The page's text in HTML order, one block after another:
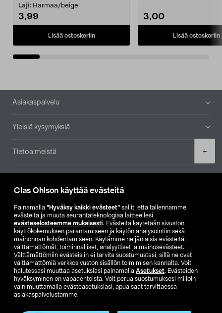
Clas Ohlson käyttää evästeitä
Painamalla ”Hyväksy kaikki evästeet” sallit, että tallennamme
evästeitä ja muuta seurantateknologiaa laitteellesi
evästeselosteemme mukaisesti. Evästeitä käytetään sivuston
käyttökokemuksen parantamiseen ja käytön analysointiin sekä
mainonnan kohdentamiseen. Käytämme neljänlaisia evästeitä:
välttämättömät, toiminnalliset, analyyttiset ja mainosevästeet.
Välttämättömiin evästeisiin ei tarvita suostumustasi, sillä ne ovat
välttämättömiä verkkosivuston sisällön toimimisen kannalta. Voit
halutessasi muuttaa asetuksiasi painamalla Asetukset. Evästeiden
hyväksyminen on vapaaehtoista. Voit perua suostumuksesi milloin
vain muuttamalla evästeasetuksiasi, apua saat tarvittaessa
asiakaspalvelustamme.
+
Laji: Harmaa/beige
3,99
Lisää ostoskoriin
3,00
Lisää ostoskoriin
Alatunniste
Asiakaspalvelu
Yleisiä kysymyksiä
Tietoa meistä
Etsi myymälä
SE NO FI
FI SV